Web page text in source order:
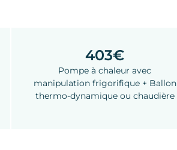
403€
Pompe à chaleur avec
manipulation frigorifique + Ballon
thermo-dynamique ou chaudière